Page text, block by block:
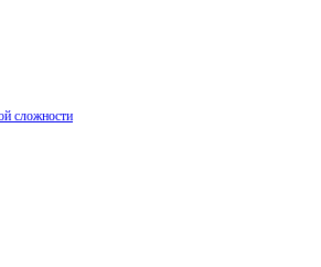
сложности